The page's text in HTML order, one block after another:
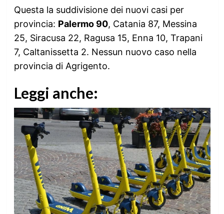
Questa la suddivisione dei nuovi casi per
provincia: Palermo 90, Catania 87, Messina
25, Siracusa 22, Ragusa 15, Enna 10, Trapani
7, Caltanissetta 2. Nessun nuovo caso nella
provincia di Agrigento.
Leggi anche: